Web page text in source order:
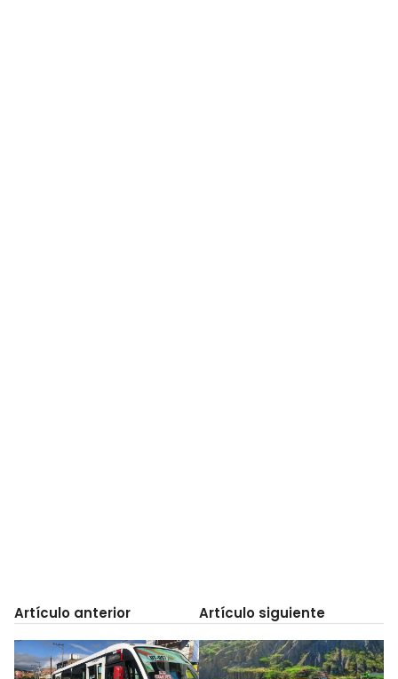
Artículo anterior Artículo siguiente